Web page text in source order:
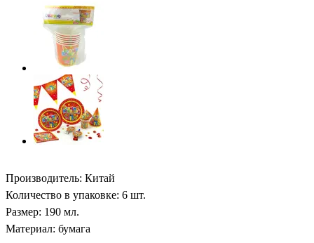
Производитель: Китай
Количество в упаковке: 6 шт.
Размер: 190 мл.
Материал: бумага